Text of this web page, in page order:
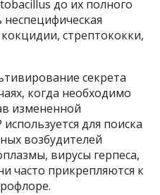
до их полного
неспецифическая
стрептококки,
секрета
когда необходимо
измененной
для поиска
возбудителей
вирусы герпеса,
часто прикрепляются к